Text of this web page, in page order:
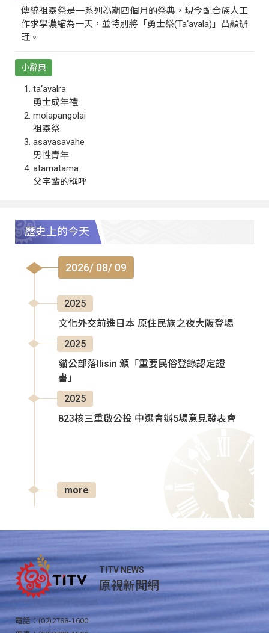
傳統祖靈祭是一系列為期四個月的祭典，現今配合族人工
作求學濃縮為一天，並特別將「勇士祭(Ta‘avala)」凸顯辦
理。
小辭典
ta‘avalra
勇士成年禮
molapangolai
祖靈祭
asavasavahe
男性青年
atamatama
父字輩的稱呼
歷史上的今天
2026/ 08/ 09
2025
文化外交前進日本 原住民族之夜大阪登場
2025
貓公部落Ilisin 頒「重要民俗登錄認定證
書」
2025
823核三重啟公投 中選會辦5場意見發表會
more
TITV NEWS
原視新聞網
電話：(02)2788-1600